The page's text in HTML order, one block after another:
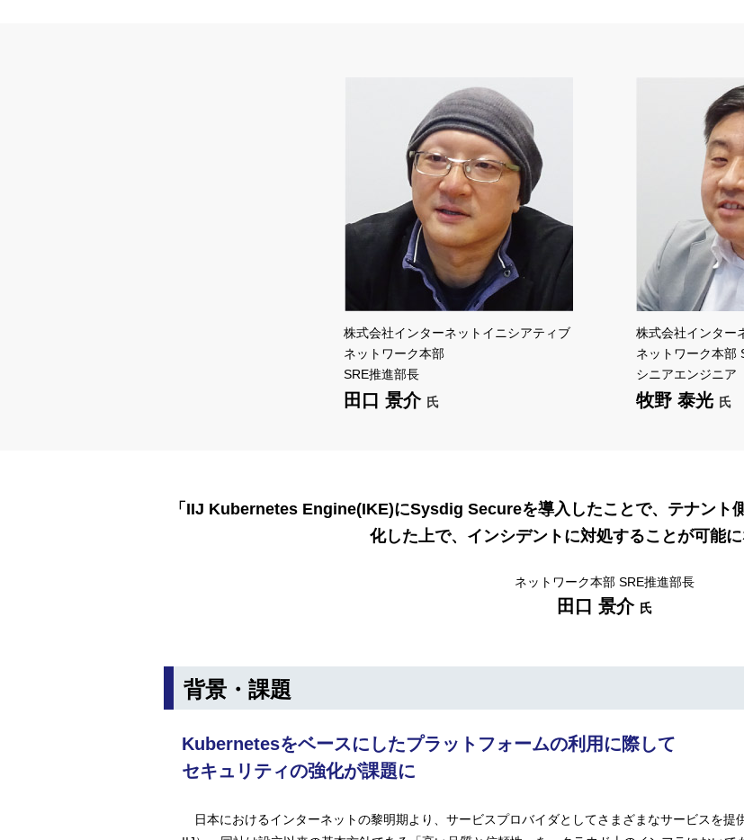
株式会社インターネットイニシアティブ
ネットワーク本部
SRE推進部長
田口 景介 氏
株式会社インター
ネットワーク本部
シニアエンジニア
牧野 泰光 氏
「IIJ Kubernetes Engine(IKE)にSysdig Secureを導入したことで、テナント
化した上で、インシデントに対処することが可能に
ネットワーク本部 SRE推進部長
田口 景介 氏
背景・課題
Kubernetesをベースにしたプラットフォームの利用に際して
セキュリティの強化が課題に
日本におけるインターネットの黎明期より、サービスプロバイダとしてさまざまなサービスを提